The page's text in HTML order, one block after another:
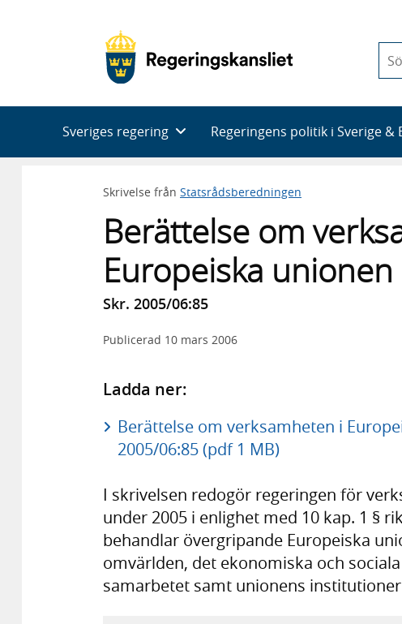
du
en
Sveriges regering Regeringens politik i Sverige &
Skrivelse från Statsrådsberedningen
Berättelse om
Europeiska
Skr. 2005/06:85
Publicerad 10 mars 2006
Ladda ner:
Berättelse om verksamheten i
2005/06:85 (pdf 1 MB)
I skrivelsen redogör regeringen för
under 2005 i enlighet med 10 kap. 1 §
behandlar övergripande Europeiska
omvärlden, det ekonomiska och
samarbetet samt unionens